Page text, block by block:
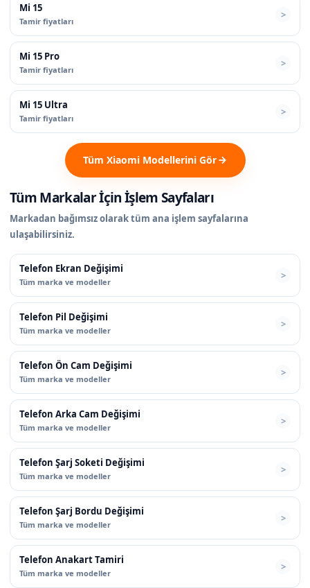
Mi 15
Tamir fiyatları
Mi 15 Pro
Tamir fiyatları
Mi 15 Ultra
Tamir fiyatları
Tüm Xiaomi Modellerini Gör
Tüm Markalar İçin İşlem Sayfaları
Markadan bağımsız olarak tüm ana işlem sayfalarına
ulaşabilirsiniz.
Telefon Ekran Değişimi
Tüm marka ve modeller
Telefon Pil Değişimi
Tüm marka ve modeller
Telefon Ön Cam Değişimi
Tüm marka ve modeller
Telefon Arka Cam Değişimi
Tüm marka ve modeller
Telefon Şarj Soketi Değişimi
Tüm marka ve modeller
Telefon Şarj Bordu Değişimi
Tüm marka ve modeller
Telefon Anakart Tamiri
Tüm marka ve modeller